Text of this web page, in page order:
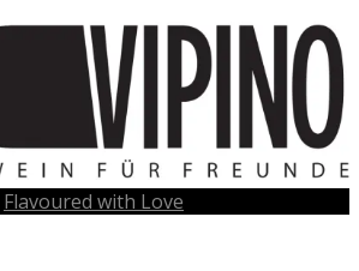
Flavoured with Love